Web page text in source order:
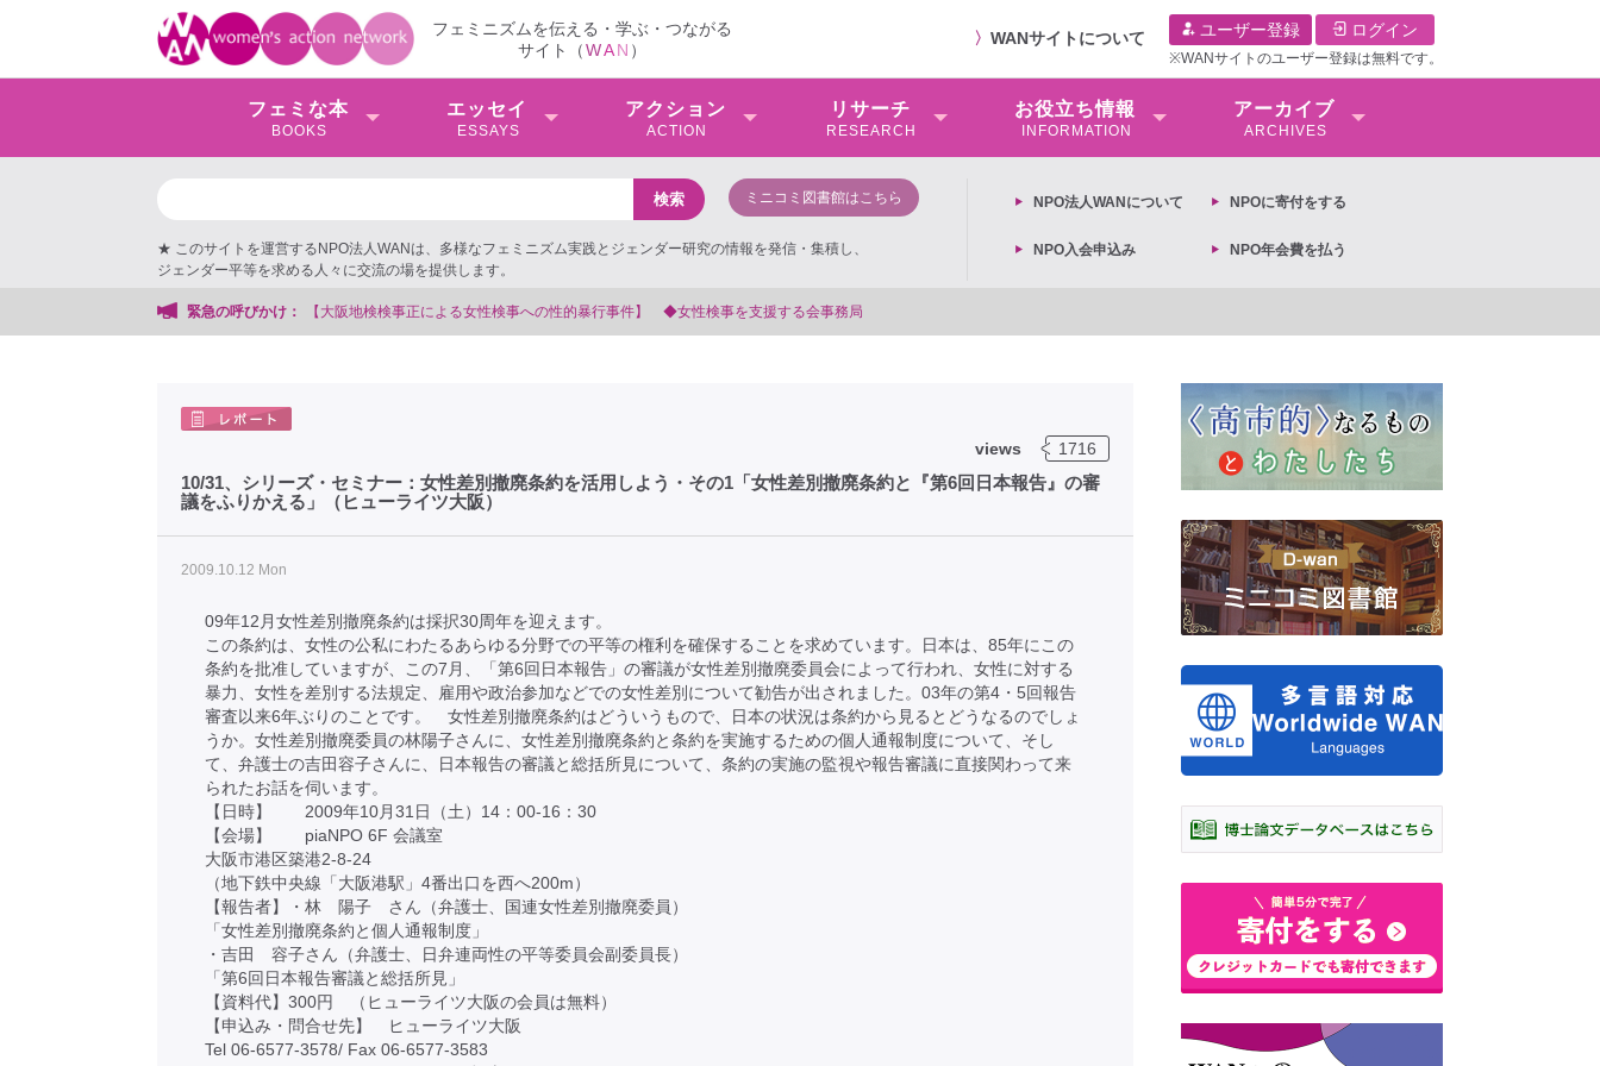
フェミニズムを伝える・学ぶ・つながる
サイト（WAN ）
〉 WANサイトについて ユーザー登録 ログイン
※WANサイトのユーザー登録は無料です。
フェミな本
BOOKS
エッセイ
ESSAYS
アクション
ACTION
リサーチ
RESEARCH
お役⽴ち情報
INFORMATION
アーカイブ
ARCHIVES
ミニコミ図書館はこちら
★ このサイトを運営するNPO法人WANは、多様なフェミニズム実践とジェンダー研究の情報を発信・集積し、
ジェンダー平等を求める人々に交流の場を提供します。
NPO法⼈WANについて NPOに寄付をする
NPO入会申込み NPO年会費を払う
緊急の呼びかけ：
【大阪地検検事正による女性検事への性的暴行事件】 ◆女性検事を支援する会事務局
views 1716
10/31、シリーズ・セミナー：女性差別撤廃条約を活用しよう・その1「女性差別撤廃条約と『第6回日本報告』の審
議をふりかえる」（ヒューライツ大阪）
2009.10.12 Mon
09年12月女性差別撤廃条約は採択30周年を迎えます。
この条約は、女性の公私にわたるあらゆる分野での平等の権利を確保することを求めています。日本は、85年にこの
条約を批准していますが、この7月、「第6回日本報告」の審議が女性差別撤廃委員会によって行われ、女性に対する
暴力、女性を差別する法規定、雇用や政治参加などでの女性差別について勧告が出されました。03年の第4・5回報告
審査以来6年ぶりのことです。
女性差別撤廃条約はどういうもので、日本の状況は条約から見るとどうなるのでしょ
うか。女性差別撤廃委員の林陽子さんに、女性差別撤廃条約と条約を実施するための個人通報制度について、そし
て、弁護士の吉田容子さんに、日本報告の審議と総括所見について、条約の実施の監視や報告審議に直接関わって来
られたお話を伺います。
【日時】 2009年10月31日（土）14：00-16：30
【会場】 piaNPO 6F 会議室
大阪市港区築港2-8-24
（地下鉄中央線「大阪港駅」4番出口を西へ200m）
【報告者】・林 陽子 さん（弁護士、国連女性差別撤廃委員）
「女性差別撤廃条約と個人通報制度」
・吉田 容子さん（弁護士、日弁連両性の平等委員会副委員長）
「第6回日本報告審議と総括所見」
【資料代】300円 （ヒューライツ大阪の会員は無料）
【申込み・問合せ先】 ヒューライツ大阪
Tel 06-6577-3578/ Fax 06-6577-3583